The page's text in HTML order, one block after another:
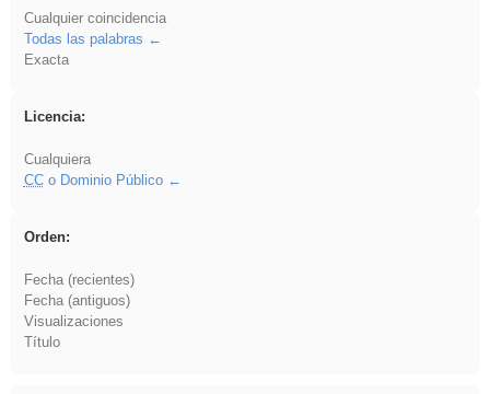
Cualquier coincidencia
Todas las palabras
Exacta
Licencia:
Cualquiera
CCo Dominio Público
Orden:
Fecha (recientes)
Fecha (antiguos)
Visualizaciones
Título